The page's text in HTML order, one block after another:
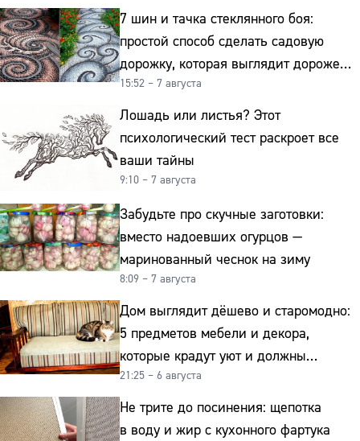
7 шин и тачка стеклянного боя:
простой способ сделать садовую
дорожку, которая выглядит дороже
гранита
15:52 – 7 августа
Лошадь или листья? Этот
психологический тест раскроет все
ваши тайны
9:10 – 7 августа
Забудьте про скучные заготовки:
вместо надоевших огурцов —
маринованный чеснок на зиму
8:09 – 7 августа
Дом выглядит дёшево и старомодно:
5 предметов мебели и декора,
которые крадут уют и должны
отправиться на свалку прямо сейчас
21:25 – 6 августа
Не трите до посинения: щепотка
в воду и жир с кухонного фартука